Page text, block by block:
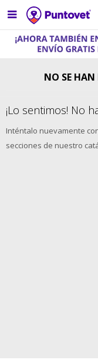

NO SE HAN
¡Lo sentimos! No
Inténtalo nuevamente
secciones de nuestro